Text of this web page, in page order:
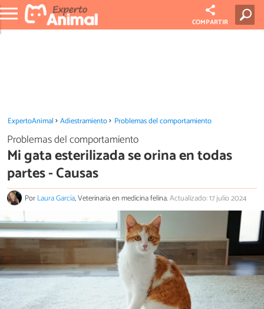
COMPARTIR
ExpertoAnimal Adiestramiento Problemas del comportamiento
Problemas del comportamiento
Mi gata esterilizada se orina en todas
partes - Causas
PorLaura García, Veterinaria en medicina felina.Actualizado: 17 julio 2024